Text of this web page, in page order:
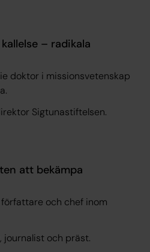
– radikala
doktor i missionsvetenskap
Sigtunastiftelsen.
att bekämpa
författare och chef inom
, journalist och präst.